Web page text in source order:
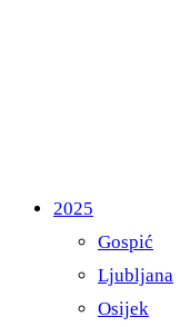
2025
Gospić
Ljubljana
Osijek